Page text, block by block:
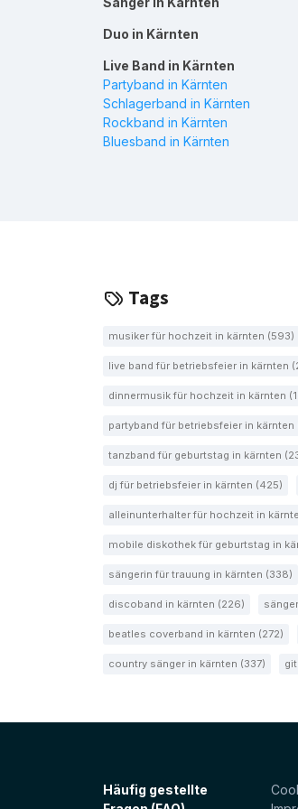
Duo in Kärnten
Live Band in Kärnten
Partyband in Kärnten
Schlagerband in Kärnten
Rockband in Kärnten
Bluesband in Kärnten
Tags
musiker für hochzeit in kärnten (593)
live band für betriebsfeier in kärnten
dinnermusik für hochzeit in kärnten
partyband für betriebsfeier in kärnten
tanzband für geburtstag in kärnten
dj für betriebsfeier in kärnten (425)
alleinunterhalter für hochzeit in
mobile diskothek für geburtstag in
sängerin für trauung in kärnten (338)
discoband in kärnten (226)
beatles coverband in kärnten (272)
country sänger in kärnten (337)
Häufig gestellte